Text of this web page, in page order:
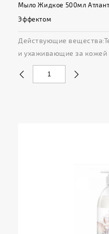
Мыло Жидкое 500мл
Эффектом
Действующие
и ухаживающие за кожей